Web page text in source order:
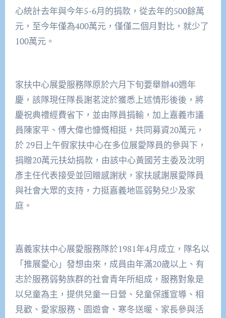
心統計去年與今年5-6月的捐款，從去年的500餘萬
元，至今年僅為400萬元，僅僅二個月對比，就少了
100萬元。
家扶中心展愛服務隊原於六月下旬要舉辦40週年
慶，該隊現任隊長謝茗淀於獲悉上述情形後後，將
慶祝典禮經費省下，並由隊員捐輸，加上嘉義市議
員陳家平、傅大偉也慷慨相挺，共同募資20萬元，
於 29日上午假家扶中心在多位展愛隊員的參與下，
捐贈20萬元扶幼捐款，由該中心黃國芳主委及沈明
彥主任代表接受並回贈感謝狀，家扶感謝展愛隊員
與社會大眾的支持，力挺嘉義地區弱勢兒少及家
庭。
嘉義家扶中心展愛服務隊於1981年4月成立，隊名以
「推展愛心」發想由來，成員由年滿20歲以上、有
志於服務弱勢族群的社會青年所組成，服務對象是
以兒童為主，提供兒童一日營、兒童保護宣導、相
見歡、愛家服務、園遊會、寒冬送暖、家長參與活